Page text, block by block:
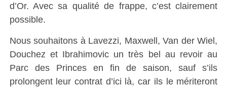
d’Or. Avec sa qualité de frappe, c’est clairement
possible.
Nous souhaitons à Lavezzi, Maxwell, Van der Wiel,
Douchez et Ibrahimovic un très bel au revoir au
Parc des Princes en fin de saison, sauf s’ils
prolongent leur contrat d’ici là, car ils le mériteront